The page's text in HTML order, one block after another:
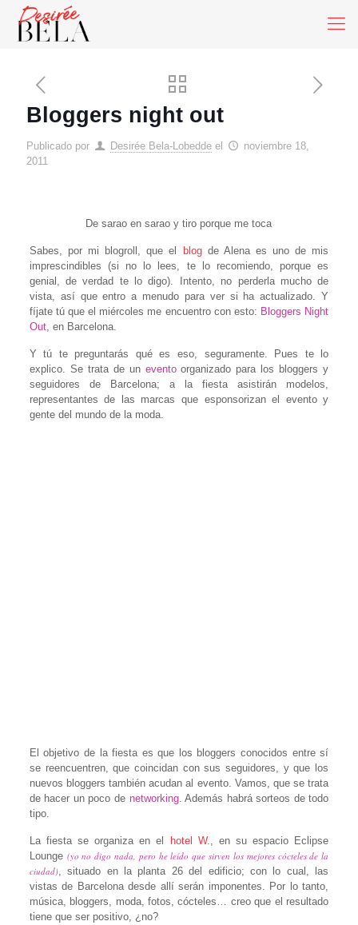
Bloggers night out
Publicado por Desirée Bela-Lobedde el
noviembre 18,
2011
De sarao en sarao y tiro porque me toca
Sabes, por mi blogroll, que el blogde Alena es uno de mis
imprescindibles (si no lo lees, te lo recomiendo, porque es
genial, de verdad te lo digo). Intento, no perderla mucho de
vista, así que entro a menudo para ver si ha actualizado. Y
fíjate tú que el miércoles me encuentro con esto: Bloggers Night
Out, en Barcelona.
Y tú te preguntarás qué es eso, seguramente. Pues te lo
explico. Se trata de un eventoorganizado para los bloggers y
seguidores de Barcelona; a la fiesta asistirán modelos,
representantes de las marcas que esponsorizan el evento y
gente del mundo de la moda.
El objetivo de la fiesta es que los bloggers conocidos entre sí
se reencuentren, que coincidan con sus seguidores, y que los
nuevos bloggers también acudan al evento. Vamos, que se trata
de hacer un poco de networking. Además habrá sorteos de todo
tipo.
La fiesta se organiza en el hotel W., en su espacio Eclipse
Lounge (yo no digo nada, pero he leído que sirven los mejores cócteles de la
ciudad), situado en la planta 26 del edificio; con lo cual, las
vistas de Barcelona desde allí serán imponentes. Por lo tanto,
música, bloggers, moda, fotos, cócteles… creo que el resultado
tiene que ser positivo, ¿no?